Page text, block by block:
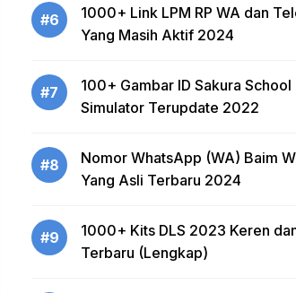
#6
1000+ Link LPM RP WA dan
Yang Masih Aktif 2024
#7
100+ Gambar ID Sakura School
Simulator Terupdate 2022
#8
Nomor WhatsApp (WA) Baim
Yang Asli Terbaru 2024
#9
1000+ Kits DLS 2023 Keren
Terbaru (Lengkap)